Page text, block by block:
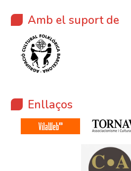
Amb el suport de
Enllaços